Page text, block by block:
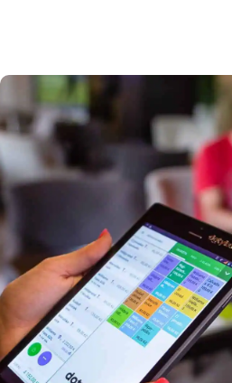
i kadeřnice Alžběta ze
musela řešit povinnost
druhé vlně EET, kvůli
vlasových produktů.